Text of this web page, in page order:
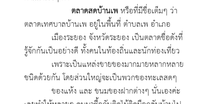
ตลาดสดบ้านเพหรือที่มีชื่อเต็มๆ ว่า
ตลาดเทศบาลบ้านเพ อยู่ในพื้นที่ ตำบลเพ อำเภอ
เมืองระยอง จังหวัดระยอง เป็นตลาดชื่อดังที่
รู้จักกันเป็นอย่างดี ทั้งคนในท้องถิ่นและนักท่องเที่ยว
เพราะเป็นแหล่งขายของมากมายหลากหลาย
ชนิดด้วยกัน โดยส่วนใหญ่จะเป็นพวกของทะเลสดๆ
ของแห้ง และ ขนมของฝากต่างๆ นั่นเองค่ะ